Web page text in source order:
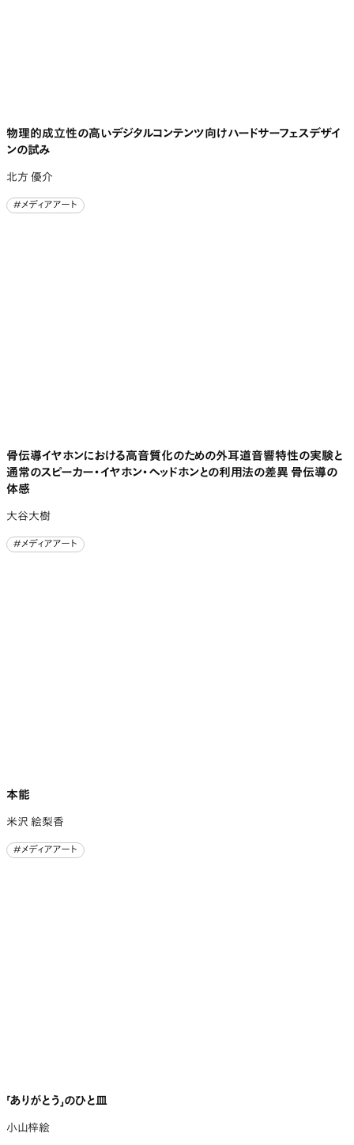
物理的成立性の高いデジタルコンテンツ向けハードサーフェスデザイ
ンの試み
北方 優介
#メディアアート
骨伝導イヤホンにおける高音質化のための外耳道音響特性の実験と
通常のスピーカー・イヤホン・ヘッドホンとの利用法の差異 骨伝導の
体感
大谷大樹
#メディアアート
本能
米沢 絵梨香
#メディアアート
「ありがとう」のひと皿
小山梓絵